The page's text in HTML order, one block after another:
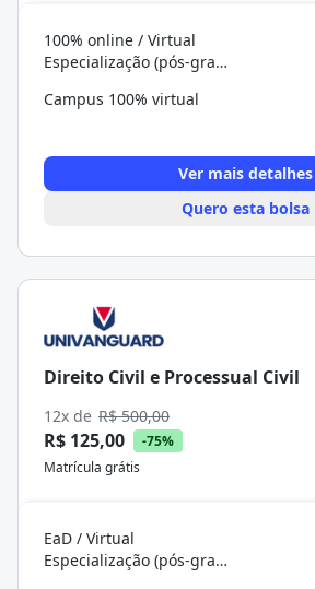
100% online / Virtual
Especialização (pós-graduação)
Campus 100% virtual
Ver mais detalhes
Quero esta bolsa
Direito Civil e Processual Civil
12x de R$ 500,00
R$ 125,00
-75%
Matrícula grátis
EaD / Virtual
Especialização (pós-graduação)